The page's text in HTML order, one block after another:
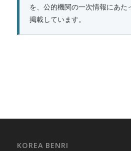
を、公的機関の一次情報にあた
掲載しています。
KOREA BENRI